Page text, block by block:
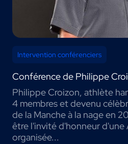
Intervention conférenciers
Conférence de Philippe
Philippe Croizon, athlète
4 membres et devenu
de la Manche à la nage en
être l'invité d'honneur d'une
organisée...